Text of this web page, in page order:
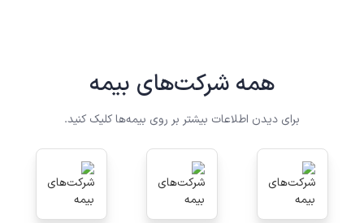
همه شرکت‌های بیمه
برای دیدن اطلاعات بیشتر بر روی بیمه‌ها کلیک کنید.